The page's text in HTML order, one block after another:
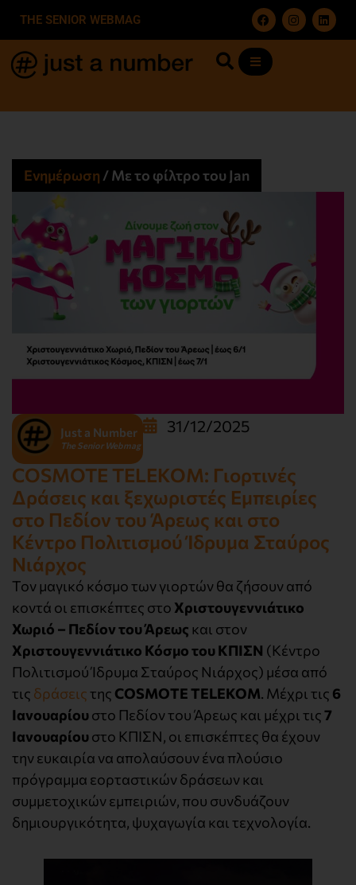
THE SENIOR WEBMAG
Ενημέρωση /Με το φίλτρο του Jan
Just a Number
The Senior Webmag
31/12/2025
COSMOTE TELEKOM: Γιορτινές
Δράσεις και ξεχωριστές Εμπειρίες
στο Πεδίον του Άρεως και στο
Κέντρο Πολιτισμού Ίδρυμα Σταύρος
Νιάρχος
Τον μαγικό κόσμο των γιορτών θα ζήσουν από
κοντά οι επισκέπτες στο Χριστουγεννιάτικο
Χωριό – Πεδίον του Άρεως και στον
Χριστουγεννιάτικο Κόσμο του ΚΠΙΣΝ (Κέντρο
Πολιτισμού Ίδρυμα Σταύρος Νιάρχος) μέσα από
τις δράσειςτης COSMOTE TELEKOM. Μέχρι τις 6
Ιανουαρίουστο Πεδίον του Άρεως και μέχρι τις7
Ιανουαρίουστο ΚΠΙΣΝ, οι επισκέπτες θα έχουν
την ευκαιρία να απολαύσουν ένα πλούσιο
πρόγραμμα εορταστικών δράσεων και
συμμετοχικών εμπειριών, που συνδυάζουν
δημιουργικότητα, ψυχαγωγία και τεχνολογία.